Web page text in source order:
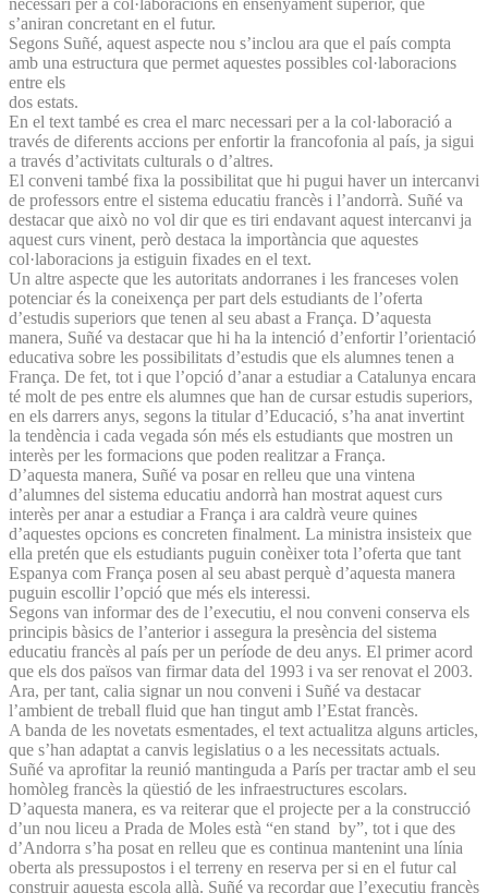
s’aniran concretant en el futur.
Segons Suñé, aquest aspecte nou s’inclou ara que el país compta
amb una estructura que permet aquestes possibles col·laboracions
entre els
dos estats.
En el text també es crea el marc necessari per a la col·laboració a
través de diferents accions per enfortir la francofonia al país, ja sigui
a través d’activitats culturals o d’altres.
El conveni també fixa la possibilitat que hi pugui haver un intercanvi
de professors entre el sistema educatiu francès i l’andorrà. Suñé va
destacar que això no vol dir que es tiri endavant aquest intercanvi ja
aquest curs vinent, però destaca la importància que aquestes
col·laboracions ja estiguin fixades en el text.
Un altre aspecte que les autoritats andorranes i les franceses volen
potenciar és la coneixença per part dels estudiants de l’oferta
d’estudis superiors que tenen al seu abast a França. D’aquesta
manera, Suñé va destacar que hi ha la intenció d’enfortir l’orientació
educativa sobre les possibilitats d’estudis que els alumnes tenen a
França. De fet, tot i que l’opció d’anar a estudiar a Catalunya encara
té molt de pes entre els alumnes que han de cursar estudis superiors,
en els darrers anys, segons la titular d’Educació, s’ha anat invertint
la tendència i cada vegada són més els estudiants que mostren un
interès per les formacions que poden realitzar a França.
D’aquesta manera, Suñé va posar en relleu que una vintena
d’alumnes del sistema educatiu andorrà han mostrat aquest curs
interès per anar a estudiar a França i ara caldrà veure quines
d’aquestes opcions es concreten finalment. La ministra insisteix que
ella pretén que els estudiants puguin conèixer tota l’oferta que tant
Espanya com França posen al seu abast perquè d’aquesta manera
puguin escollir l’opció que més els interessi.
Segons van informar des de l’executiu, el nou conveni conserva els
principis bàsics de l’anterior i assegura la presència del sistema
educatiu francès al país per un període de deu anys. El primer acord
que els dos països van firmar data del 1993 i va ser renovat el 2003.
Ara, per tant, calia signar un nou conveni i Suñé va destacar
l’ambient de treball fluid que han tingut amb l’Estat francès.
A banda de les novetats esmentades, el text actualitza alguns articles,
que s’han adaptat a canvis legislatius o a les necessitats actuals.
Suñé va aprofitar la reunió mantinguda a París per tractar amb el seu
homòleg francès la qüestió de les infraestructures escolars.
D’aquesta manera, es va reiterar que el projecte per a la construcció
d’un nou liceu a Prada de Moles està “en stand by”, tot i que des
d’Andorra s’ha posat en relleu que es continua mantenint una línia
oberta als pressupostos i el terreny en reserva per si en el futur cal
construir aquesta escola allà. Suñé va recordar que l’executiu francès